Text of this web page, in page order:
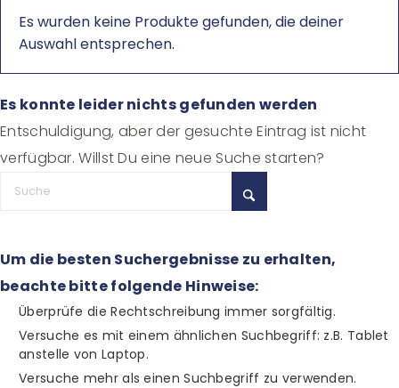
Es wurden keine Produkte gefunden, die deiner
Auswahl entsprechen.
Es konnte leider nichts gefunden werden
Entschuldigung, aber der gesuchte Eintrag ist nicht
verfügbar. Willst Du eine neue Suche starten?
Um die besten Suchergebnisse zu erhalten,
beachte bitte folgende Hinweise:
Überprüfe die Rechtschreibung immer sorgfältig.
Versuche es mit einem ähnlichen Suchbegriff: z.B. Tablet
anstelle von Laptop.
Versuche mehr als einen Suchbegriff zu verwenden.